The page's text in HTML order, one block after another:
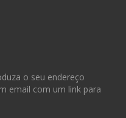
o seu endereço
email com um link para